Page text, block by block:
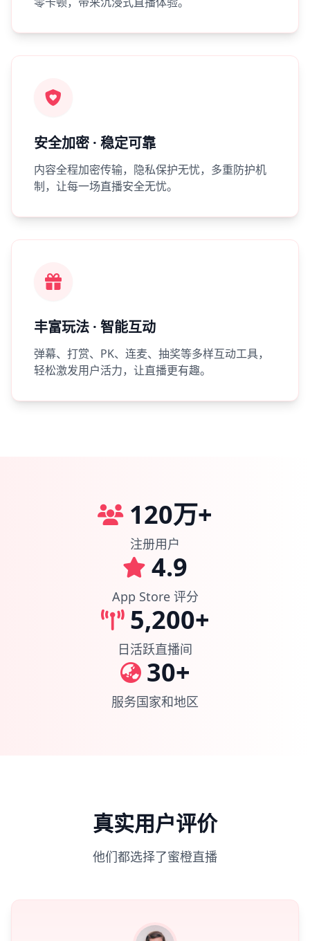
安全加密 · 稳定可靠
内容全程加密传输，隐私保护无忧，多重防护机
制，让每一场直播安全无忧。
丰富玩法 · 智能互动
弹幕、打赏、PK、连麦、抽奖等多样互动工具，
轻松激发用户活力，让直播更有趣。
120万+
注册用户
4.9
App Store 评分
5,200+
日活跃直播间
30+
服务国家和地区
真实用户评价
他们都选择了蜜橙直播